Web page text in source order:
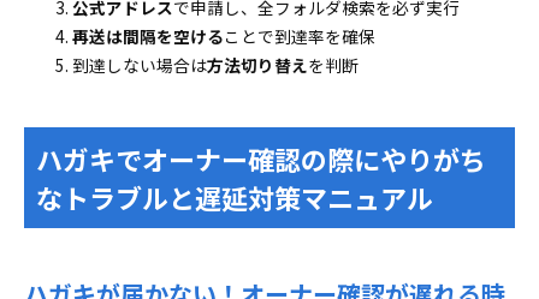
公式アドレスで申請し、全フォルダ検索を必ず実行
再送は間隔を空けることで到達率を確保
到達しない場合は方法切り替えを判断
ハガキでオーナー確認の際にやりがち
なトラブルと遅延対策マニュアル